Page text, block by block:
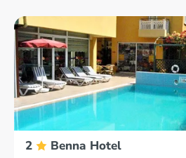
2 Benna Hotel